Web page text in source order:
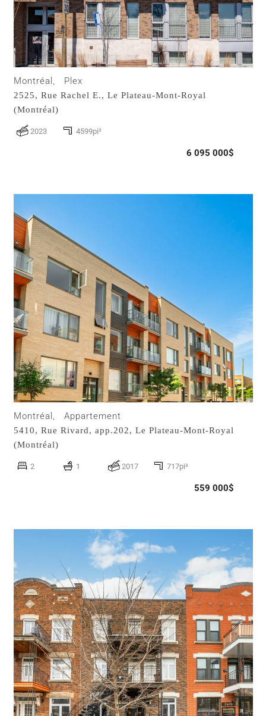
Montréal, Plex
2525, Rue Rachel E., Le Plateau-Mont-Royal
(Montréal)
2023 4599pi²
6 095 000$
Montréal, Appartement
5410, Rue Rivard, app.202, Le Plateau-Mont-Royal
(Montréal)
2 1 2017 717pi²
559 000$